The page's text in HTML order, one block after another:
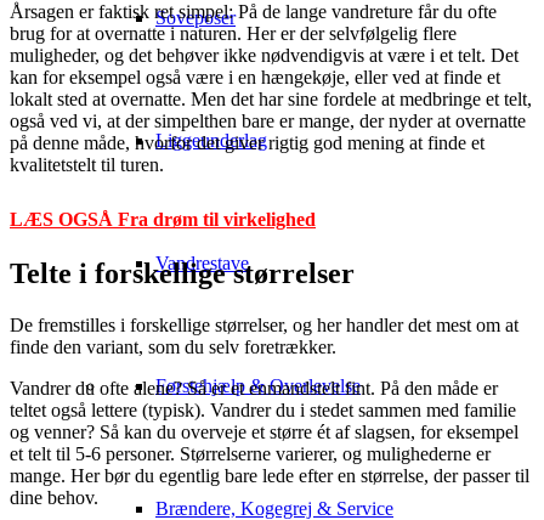
Soveposer
Liggeunderlag
Vandrestave
Førstehjælp & Overlevelse
Brændere, Kogegrej & Service
Årsagen er faktisk ret simpel: På de lange vandreture får du ofte
brug for at overnatte i naturen. Her er der selvfølgelig flere
muligheder, og det behøver ikke nødvendigvis at være i et telt. Det
kan for eksempel også være i en hængekøje, eller ved at finde et
lokalt sted at overnatte. Men det har sine fordele at medbringe et telt,
også ved vi, at der simpelthen bare er mange, der nyder at overnatte
på denne måde, hvorfor det giver rigtig god mening at finde et
kvalitetstelt til turen.
LÆS OGSÅ Fra drøm til virkelighed
Telte i forskellige størrelser
De fremstilles i forskellige størrelser, og her handler det mest om at
finde den variant, som du selv foretrækker.
Vandrer du ofte alene? Så er et enmandstelt fint. På den måde er
teltet også lettere (typisk). Vandrer du i stedet sammen med familie
og venner? Så kan du overveje et større ét af slagsen, for eksempel
et telt til 5-6 personer. Størrelserne varierer, og mulighederne er
mange. Her bør du egentlig bare lede efter en størrelse, der passer til
dine behov.